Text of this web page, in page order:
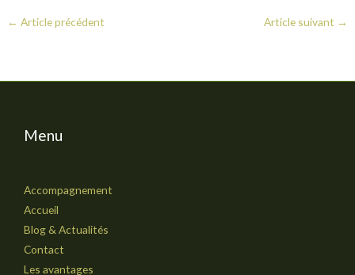
← Article précédent Article suivant →
Menu
Accompagnement
Accueil
Blog & Actualités
Contact
Les avantages